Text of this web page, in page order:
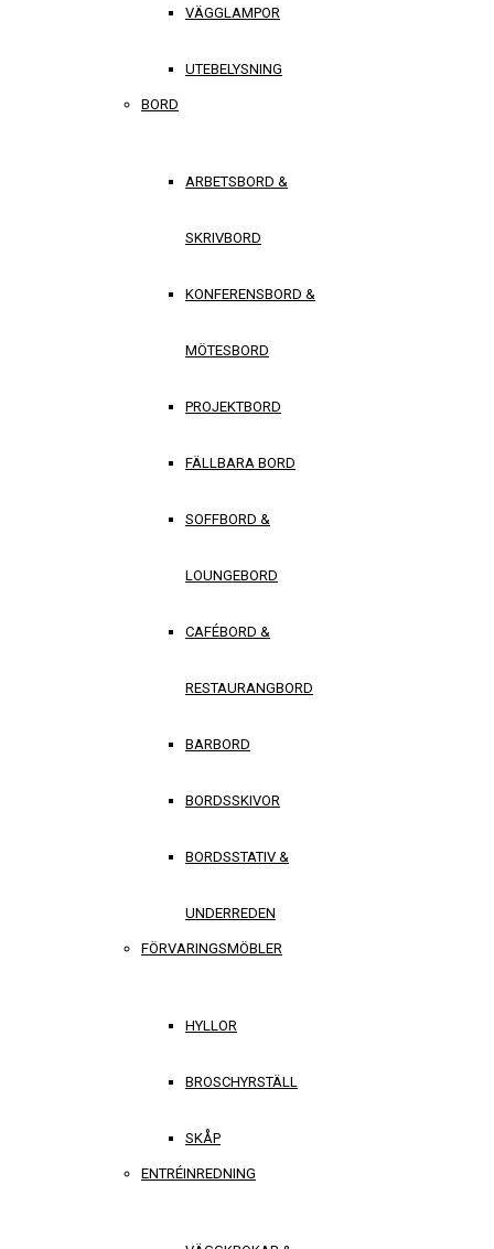
VÄGGLAMPOR
UTEBELYSNING
BORD
ARBETSBORD &
SKRIVBORD
KONFERENSBORD &
MÖTESBORD
PROJEKTBORD
FÄLLBARA BORD
SOFFBORD &
LOUNGEBORD
CAFÉBORD &
RESTAURANGBORD
BARBORD
BORDSSKIVOR
BORDSSTATIV &
UNDERREDEN
FÖRVARINGSMÖBLER
HYLLOR
BROSCHYRSTÄLL
SKÅP
ENTRÉINREDNING